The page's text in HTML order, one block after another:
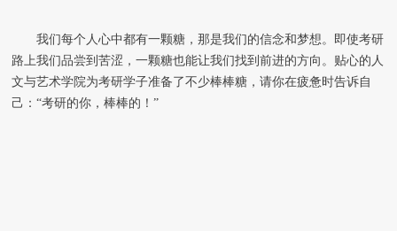
我们每个人心中都有一颗糖，那是我们的信念和梦想。即使考研
路上我们品尝到苦涩，一颗糖也能让我们找到前进的方向。贴心的人
文与艺术学院为考研学子准备了不少棒棒糖，请你在疲惫时告诉自
己：“考研的你，棒棒的！”